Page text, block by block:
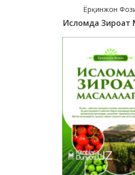
Ёрқинжон
Исломда Зироат